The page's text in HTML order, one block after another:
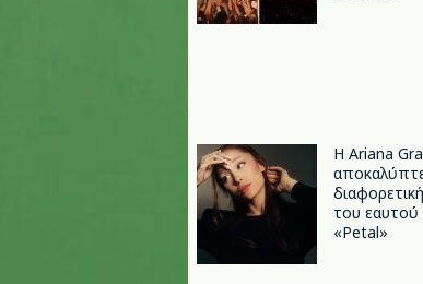
Η Ariana
του εαυτού
«Petal»